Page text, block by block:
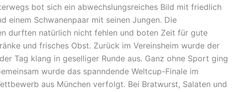
bot sich ein abwechslungsreiches Bild mit friedlich
einem Schwanenpaar mit seinen Jungen. Die
durften natürlich nicht fehlen und boten Zeit für gute
und frisches Obst. Zurück im Vereinsheim wurde der
Tag klang in geselliger Runde aus. Ganz ohne Sport ging
wurde das spanndende Weltcup-Finale im
aus München verfolgt. Bei Bratwurst, Salaten und